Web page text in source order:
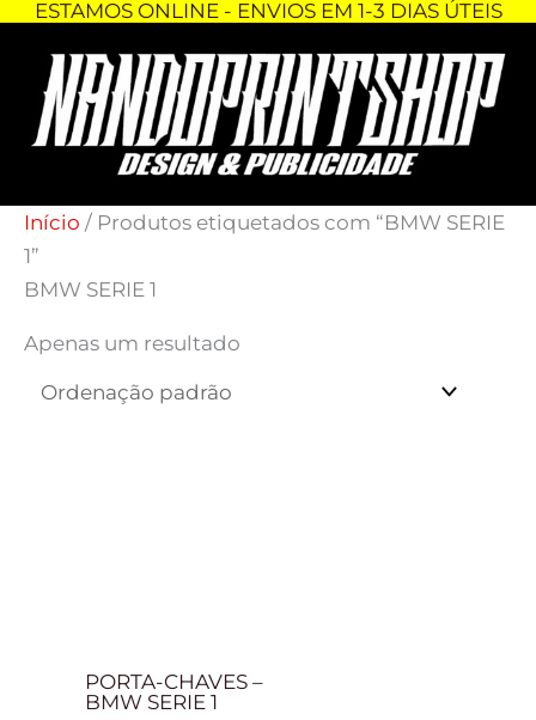
Skip
content
ESTAMOS ONLINE - ENVIOS EM 1-3 DIAS ÚTEIS
Início / Produtos etiquetados com “BMW SERIE
1”
BMW SERIE 1
Apenas um resultado
PORTA-CHAVES –
BMW SERIE 1